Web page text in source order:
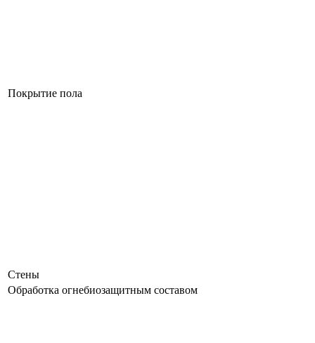
Покрытие пола
Стены
Обработка огнебиозащитным составом